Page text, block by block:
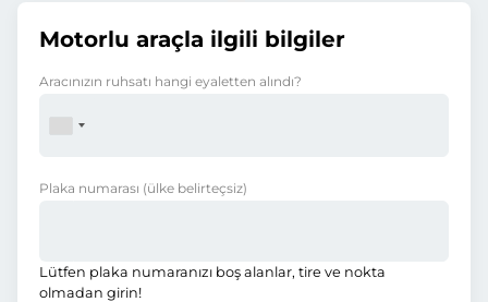
Motorlu araçla ilgili bilgiler
Aracınızın ruhsatı hangi eyaletten alındı?
Plaka numarası (ülke belirteçsiz)
Lütfen plaka numaranızı boş alanlar, tire ve nokta
olmadan girin!